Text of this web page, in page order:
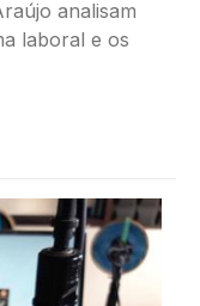
analisam
laboral e os